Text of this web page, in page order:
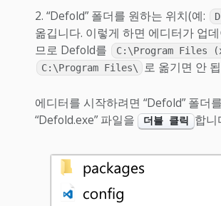
“Defold” 폴더를 원하는 위치(예:
옮깁니다. 이렇게 하면 에디터가 업
므로 Defold를
C:\Program Files
C:\Program Files\ 로 옮기면 안
에디터를 시작하려면 “Defold” 폴더
“Defold.exe” 파일을 더블 클릭 합니